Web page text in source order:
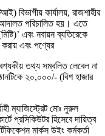
বিভাগীয় কার্যালয়, রাজশাহীর
পরিচালিত হয়। এতে
এবং নবায়ন ব্যতিরেকে
করায় এবং পণ্যের
তথ্য সম্বলিত লেবেল না
২০,০০০/- (বিশ হাজার
ম্যাজিস্ট্রেট মোঃ নুরুল
প্রসিকিউটর হিসেবে দায়িত্ব
মার্কস উইং কর্মকর্তা